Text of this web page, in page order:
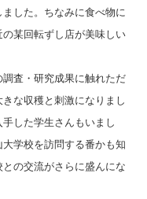
した。ちなみに食べ物に
某回転ずし店が美味しい
査・研究成果に触れただ
な収穫と刺激になりまし
した学生さんもいまし
学校を訪問する番かも知
の交流がさらに盛んにな